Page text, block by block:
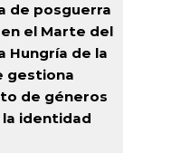
de posguerra
el Marte del
Hungría de la
gestiona
de géneros
identidad